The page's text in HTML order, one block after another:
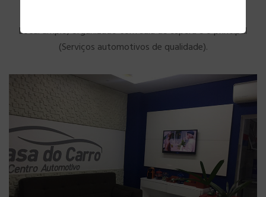
Local amplo, organizado com sala de espera e o principal
(Serviços automotivos de qualidade).